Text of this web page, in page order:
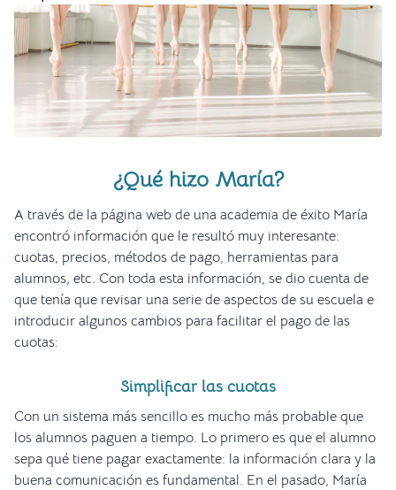
¿Qué hizo María?
A través de la página web de una academia de éxito María
encontró información que le resultó muy interesante:
cuotas, precios, métodos de pago, herramientas para
alumnos, etc. Con toda esta información, se dio cuenta de
que tenía que revisar una serie de aspectos de su escuela e
introducir algunos cambios para facilitar el pago de las
cuotas:
Simplificar las cuotas
Con un sistema más sencillo es mucho más probable que
los alumnos paguen a tiempo. Lo primero es que el alumno
sepa qué tiene pagar exactamente: la información clara y la
buena comunicación es fundamental. En el pasado, María